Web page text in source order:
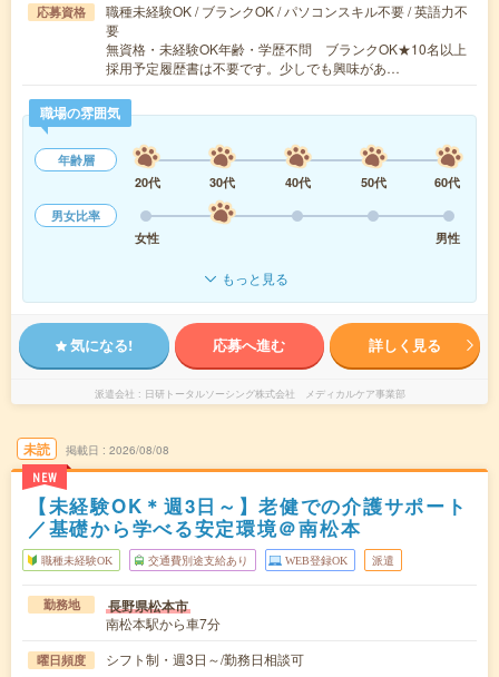
応募資格
職種未経験OK / ブランクOK / パソコンスキル不要 / 英語力不
要
無資格・未経験OK年齢・学歴不問 ブランクOK★10名以上
採用予定履歴書は不要です。少しでも興味があ…
職場の雰囲気
年齢層
20代
30代 40代 50代
60代
男女比率
女性
男性
もっと見る
気になる! 応募へ進む 詳しく見る
派遣会社 日研トータルソーシング株式会社 メディカルケア事業部
未読
NEW
掲載日 2026/08/08
【未経験OK＊週3日～】老健での介護サポート
／基礎から学べる安定環境＠南松本
職種未経験OK 交通費別途支給あり WEB登録OK 派遣
勤務地 長野県松本市
南松本駅から車7分
曜日頻度 シフト制・週3日～/勤務日相談可